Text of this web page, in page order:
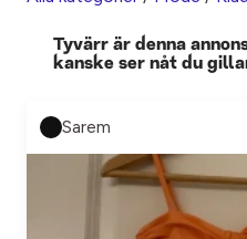
Tyvärr är denna
kanske ser nåt du
Sarem